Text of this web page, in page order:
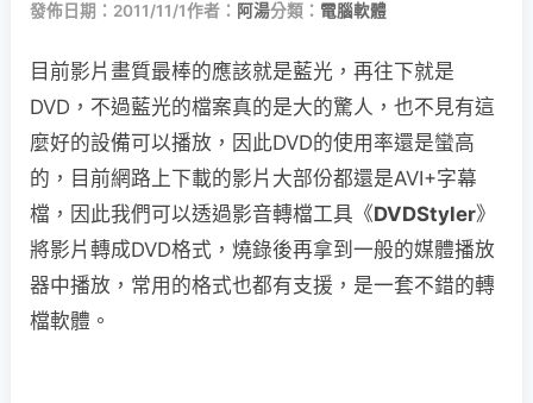
發佈日期：2011/11/1作者： 阿湯分類： 電腦軟體
目前影片畫質最棒的應該就是藍光，再往下就是
DVD，不過藍光的檔案真的是大的驚人，也不見有這
麼好的設備可以播放，因此DVD的使用率還是蠻高
的，目前網路上下載的影片大部份都還是AVI+字幕
檔，因此我們可以透過影音轉檔工具《DVDStyler》
將影片轉成DVD格式，燒錄後再拿到一般的媒體播放
器中播放，常用的格式也都有支援，是一套不錯的轉
檔軟體。